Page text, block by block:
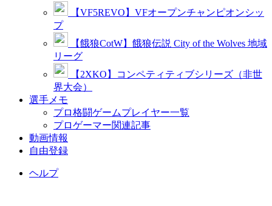
【VF5REVO】VFオープンチャンピオンシッ
プ
【餓狼CotW】餓狼伝説 City of the Wolves 地域
リーグ
【2XKO】コンペティティブシリーズ（非世
界大会）
選手メモ
プロ格闘ゲームプレイヤー一覧
プロゲーマー関連記事
動画情報
自由登録
ヘルプ